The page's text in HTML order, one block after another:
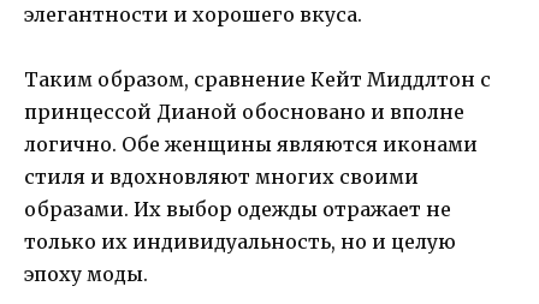
элегантности и хорошего вкуса.
Таким образом, сравнение Кейт Миддлтон с
принцессой Дианой обосновано и вполне
логично. Обе женщины являются иконами
стиля и вдохновляют многих своими
образами. Их выбор одежды отражает не
только их индивидуальность, но и целую
эпоху моды.